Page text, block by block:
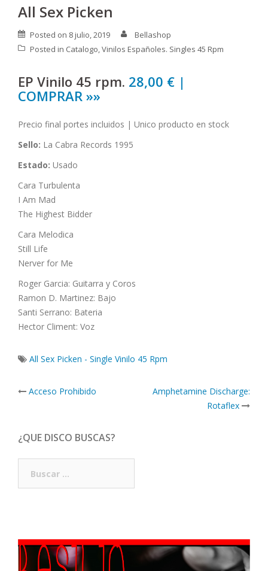
All Sex Picken
Posted on 8 julio, 2019
Bellashop
Posted in Catalogo,Vinilos Españoles. Singles 45 Rpm
EP Vinilo 45 rpm. 28,00 € |
COMPRAR »»
Precio final portes incluidos | Unico producto en stock
Sello: La Cabra Records 1995
Estado: Usado
Cara Turbulenta
I Am Mad
The Highest Bidder
Cara Melodica
Still Life
Nerver for Me
Roger Garcia: Guitarra y Coros
Ramon D. Martinez: Bajo
Santi Serrano: Bateria
Hector Climent: Voz
All Sex Picken - Single Vinilo 45 Rpm
Post
Acceso Prohibido
Amphetamine Discharge:
Rotaflex
¿QUE DISCO BUSCAS?